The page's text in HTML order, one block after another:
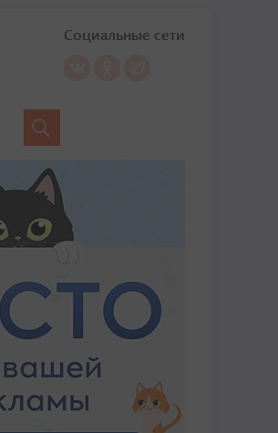
Социальные сети